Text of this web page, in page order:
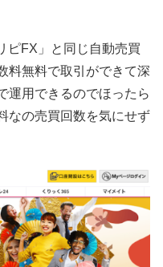
ピFX」と同じ自動売買
料無料で取引ができて深
運用できるのでほったら
なの売買回数を気にせず